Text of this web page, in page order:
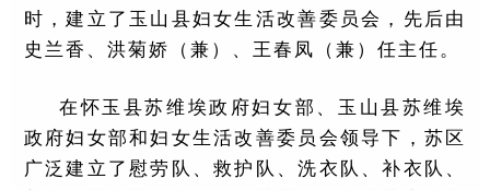
时，建立了玉山县妇女生活改善委员会，先后由
史兰香、洪菊娇（兼）、王春凤（兼）任主任。
在怀玉县苏维埃政府妇女部、玉山县苏维埃
政府妇女部和妇女生活改善委员会领导下，苏区
广泛建立了慰劳队、救护队、洗衣队、补衣队、